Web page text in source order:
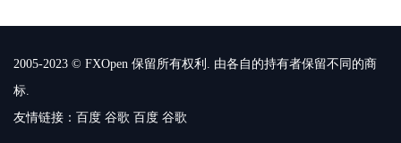
2005-2023 © FXOpen 保留所有权利. 由各自的持有者保留不同的商
标.
友情链接： 百度 谷歌 百度 谷歌